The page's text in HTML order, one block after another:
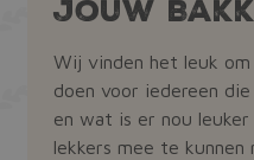
jouw
Wij vinden het leuk
doen voor iedereen
en wat is er nou
lekkers mee te kunnen